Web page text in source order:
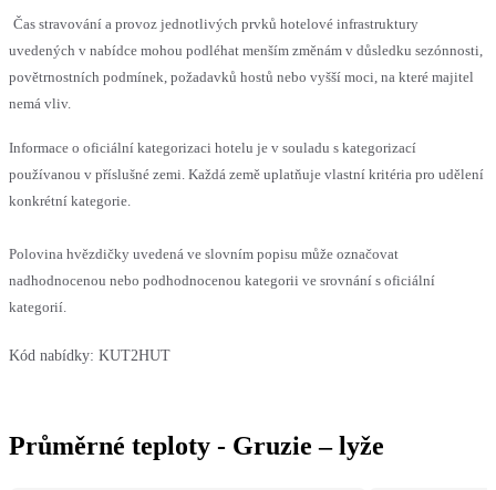
Čas stravování a provoz jednotlivých prvků hotelové infrastruktury
uvedených v nabídce mohou podléhat menším změnám v důsledku sezónnosti,
povětrnostních podmínek, požadavků hostů nebo vyšší moci, na které majitel
nemá vliv.
Informace o oficiální kategorizaci hotelu je v souladu s kategorizací
používanou v příslušné zemi. Každá země uplatňuje vlastní kritéria pro udělení
konkrétní kategorie.
Polovina hvězdičky uvedená ve slovním popisu může označovat
nadhodnocenou nebo podhodnocenou kategorii ve srovnání s oficiální
kategorií.
Kód nabídky: KUT2HUT
Průměrné teploty - Gruzie – lyže